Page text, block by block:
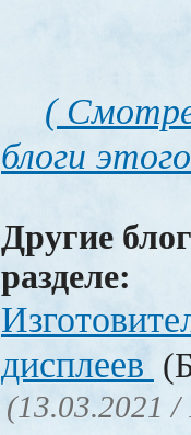
(
блоги
Другие
разделе:
дисплеев
(13.03.2021 /